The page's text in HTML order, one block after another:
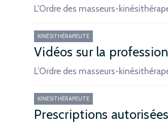
L'Ordre des masseurs-
KINÉSITHÉRAPEUTE
Vidéos sur la profession
L’Ordre des masseurs-
KINÉSITHÉRAPEUTE
Prescriptions autorisées